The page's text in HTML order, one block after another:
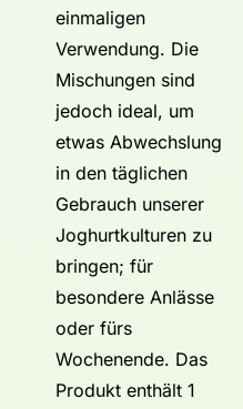
einmaligen
Verwendung. Die
Mischungen sind
jedoch ideal, um
etwas Abwechslung
in den täglichen
Gebrauch unserer
Joghurtkulturen zu
bringen; für
besondere Anlässe
oder fürs
Wochenende. Das
Produkt enthält 1